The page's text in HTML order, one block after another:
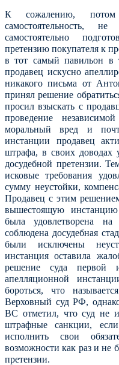
К сожалению,
самостоятельность,
самостоятельно
претензию покупателя к
в тот самый павильон в
продавец искусно
никакого письма от
принял решение
просил взыскать с
проведение
моральный вред и
инстанции продавец
штрафа, в своих доводах
досудебной претензии.
исковые требования
сумму неустойки,
Продавец с этим
вышестоящую инстанцию
была удовлетворена
соблюдена досудебная
были исключены
инстанция оставила
решение суда первой
апелляционной
бороться, что
Верховный суд РФ,
ВС отметил, что суд не
штрафные санкции,
исполнить свои
возможности как раз и не
претензии.